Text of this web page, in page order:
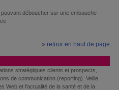
déboucher sur une embauche
» retour en haut de page
stratégiques clients et prospects,
de communication (reporting). Veille
Web et l’actualité de la santé et de la